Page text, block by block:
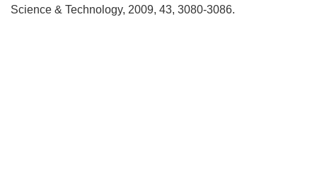
Science & Technology, 2009, 43, 3080-3086.